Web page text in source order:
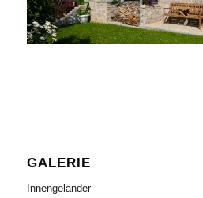
GALERIE
Innengeländer